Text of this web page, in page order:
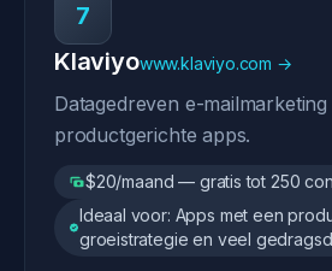
7
Klaviyowww.klaviyo.com →
Datagedreven e-
productgerichte apps.
$20/maand — gratis tot 250
Ideaal voor: Apps met een
groeistrategie en veel